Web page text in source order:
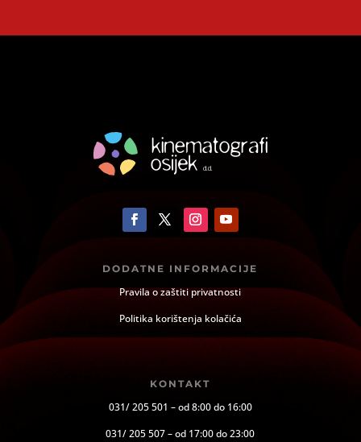
DODATNE INFORMACIJE
Pravila o zaštiti privatnosti
Politika korištenja kolačića
KONTAKT
031/ 205 501 – od 8:00 do 16:00
031/ 205 507 – od 17:00 do 23:00